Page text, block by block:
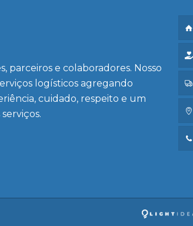
parceiros e colaboradores. Nosso
logísticos agregando
cuidado, respeito e um